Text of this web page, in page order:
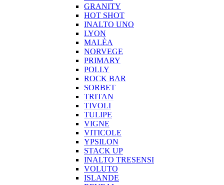
GRANITY
HOT SHOT
INALTO UNO
LYON
MALÈA
NORVEGE
PRIMARY
POLLY
ROCK BAR
SORBET
TRITAN
TIVOLI
TULIPE
VIGNE
VITICOLE
YPSILON
STACK UP
INALTO TRESENSI
VOLUTO
ISLANDE